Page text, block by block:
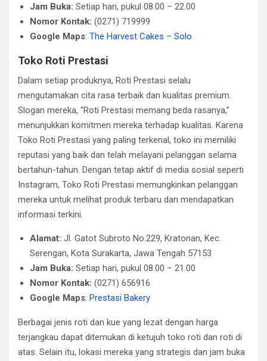
Jam Buka: Setiap hari, pukul 08.00 – 22.00
Nomor Kontak: (0271) 719999
Google Maps: The Harvest Cakes – Solo
Toko Roti Prestasi
Dalam setiap produknya, Roti Prestasi selalu
mengutamakan cita rasa terbaik dan kualitas premium.
Slogan mereka, “Roti Prestasi memang beda rasanya,”
menunjukkan komitmen mereka terhadap kualitas. Karena
Toko Roti Prestasi yang paling terkenal, toko ini memiliki
reputasi yang baik dan telah melayani pelanggan selama
bertahun-tahun. Dengan tetap aktif di media sosial seperti
Instagram, Toko Roti Prestasi memungkinkan pelanggan
mereka untuk melihat produk terbaru dan mendapatkan
informasi terkini.
Alamat: Jl. Gatot Subroto No.229, Kratonan, Kec.
Serengan, Kota Surakarta, Jawa Tengah 57153
Jam Buka: Setiap hari, pukul 08.00 – 21.00
Nomor Kontak: (0271) 656916
Google Maps: Prestasi Bakery
Berbagai jenis roti dan kue yang lezat dengan harga
terjangkau dapat ditemukan di ketujuh toko roti dan roti di
atas. Selain itu, lokasi mereka yang strategis dan jam buka